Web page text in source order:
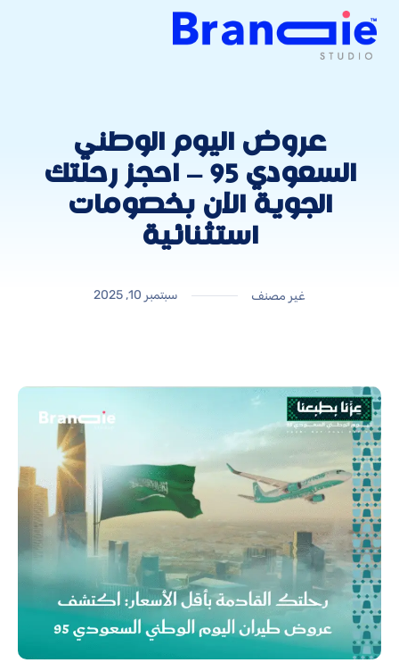
عروض اليوم الوطني
السعودي 95 – احجز رحلتك
الجوية الآن بخصومات
استثنائية
غير مصنف سبتمبر 10, 2025